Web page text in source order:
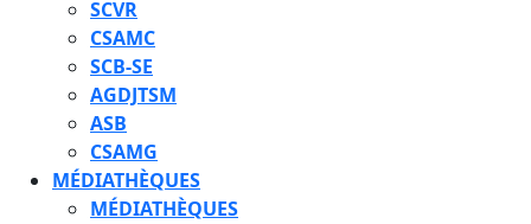
SCVR
CSAMC
SCB-SE
AGDJTSM
ASB
CSAMG
MÉDIATHÈQUES
MÉDIATHÈQUES